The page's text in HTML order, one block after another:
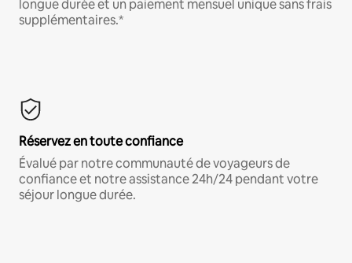
longue durée et un paiement mensuel unique sans frais
supplémentaires.*
Réservez en toute confiance
Évalué par notre communauté de voyageurs de
confiance et notre assistance 24h/24 pendant votre
séjour longue durée.